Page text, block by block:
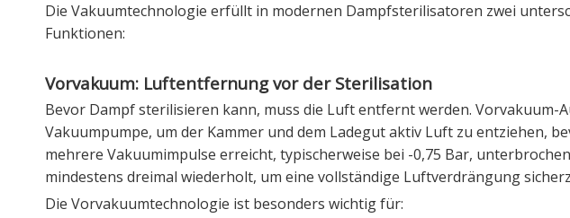
Die Vakuumtechnologie erfüllt in modernen Dampfsterilisatoren zwei
Funktionen:
Vorvakuum: Luftentfernung vor der Sterilisation
Bevor Dampf sterilisieren kann, muss die Luft entfernt werden. Vorvakuum-
Vakuumpumpe, um der Kammer und dem Ladegut aktiv Luft zu entziehen,
mehrere Vakuumimpulse erreicht, typischerweise bei -0,75 Bar,
mindestens dreimal wiederholt, um eine vollständige Luftverdrängung
Die Vorvakuumtechnologie ist besonders wichtig für: